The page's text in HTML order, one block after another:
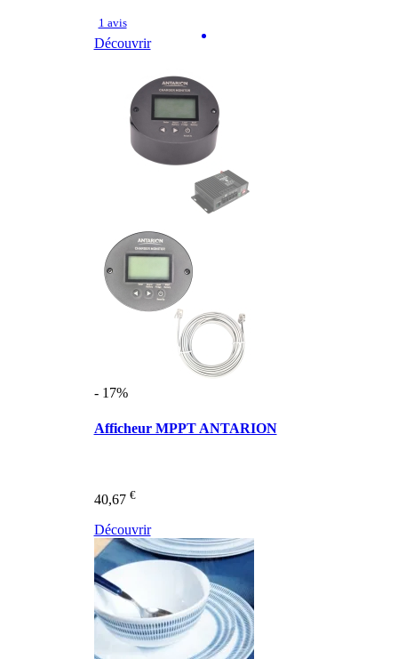
1 avis
Découvrir
- 17%
Afficheur MPPT ANTARION
40,67 €
Découvrir